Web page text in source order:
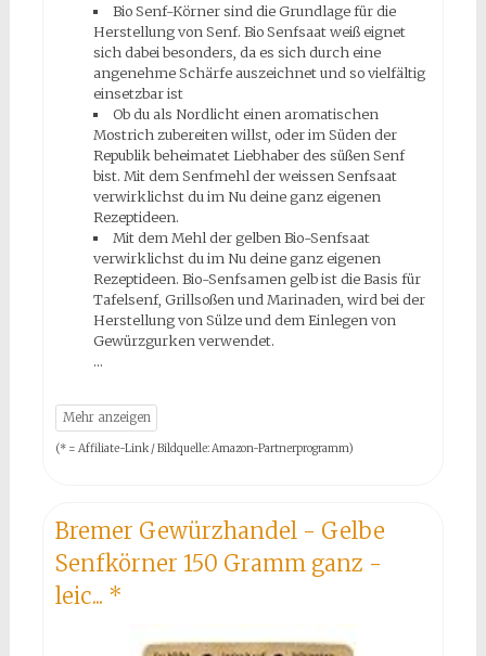
Bio Senf-Körner sind die Grundlage für die
Herstellung von Senf. Bio Senfsaat weiß eignet
sich dabei besonders, da es sich durch eine
angenehme Schärfe auszeichnet und so vielfältig
einsetzbar ist
Ob du als Nordlicht einen aromatischen
Mostrich zubereiten willst, oder im Süden der
Republik beheimatet Liebhaber des süßen Senf
bist. Mit dem Senfmehl der weissen Senfsaat
verwirklichst du im Nu deine ganz eigenen
Rezeptideen.
Mit dem Mehl der gelben Bio-Senfsaat
verwirklichst du im Nu deine ganz eigenen
Rezeptideen. Bio-Senfsamen gelb ist die Basis für
Tafelsenf, Grillsoßen und Marinaden, wird bei der
Herstellung von Sülze und dem Einlegen von
Gewürzgurken verwendet.
(* = Affiliate-Link / Bildquelle: Amazon-Partnerprogramm)
Bremer Gewürzhandel - Gelbe
Senfkörner 150 Gramm ganz -
leic... *